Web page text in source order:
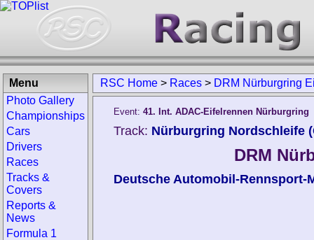
RSC Home > Races > DRM Nürburgring
Event: 41. Int. ADAC-Eifelrennen Nürburgring
Track: Nürburgring Nordschleife
DRM
Deutsche Automobil-Rennsport-
Menu
Photo Gallery
Championships
Cars
Drivers
Races
Tracks &
Covers
Reports &
News
Formula 1